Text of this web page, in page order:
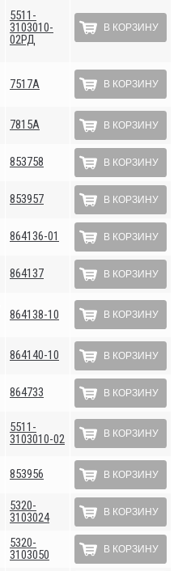
5511-
3103010-
02РД
В КОРЗИНУ
7517А В КОРЗИНУ
7815А В КОРЗИНУ
853758 В КОРЗИНУ
853957 В КОРЗИНУ
864136-01 В КОРЗИНУ
864137 В КОРЗИНУ
864138-10 В КОРЗИНУ
864140-10 В КОРЗИНУ
864733 В КОРЗИНУ
5511-
3103010-02
В КОРЗИНУ
853956 В КОРЗИНУ
5320-
3103024
В КОРЗИНУ
5320-
3103050
В КОРЗИНУ